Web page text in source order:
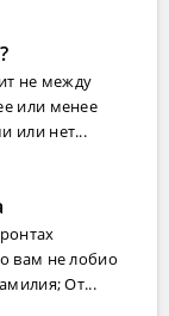
не между
или менее
или нет...
вам не лобио
От...